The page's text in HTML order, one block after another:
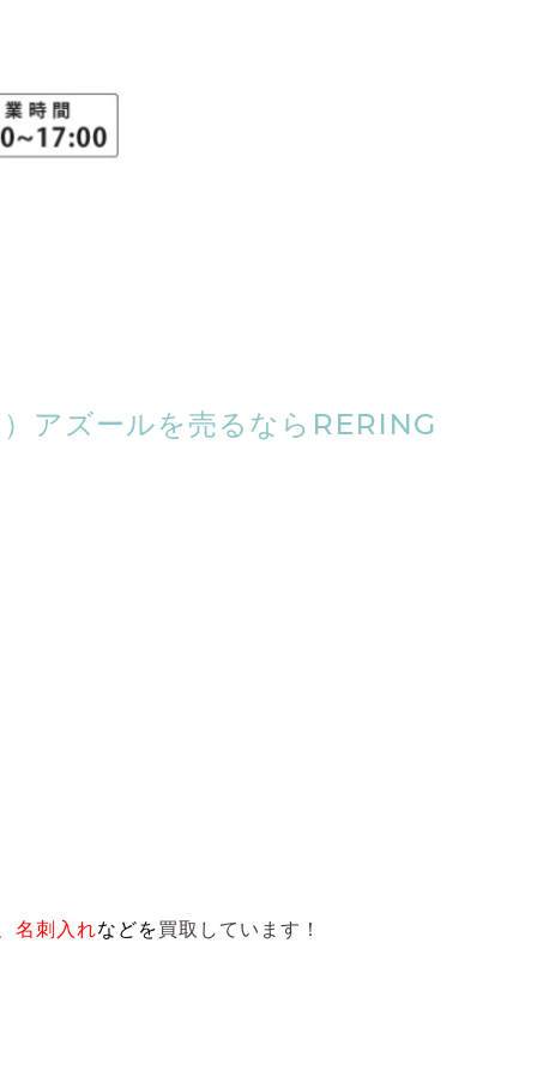
アズールを売るならRERING
名刺入れなどを買取しています！